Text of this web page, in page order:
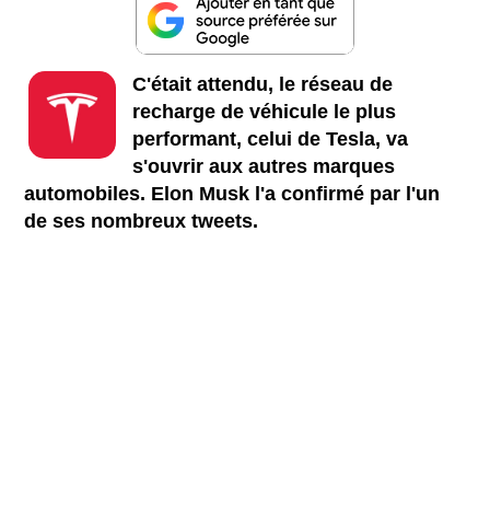
C'était attendu, le réseau de
recharge de véhicule le plus
performant, celui de Tesla, va
s'ouvrir aux autres marques
automobiles. Elon Musk l'a confirmé par l'un
de ses nombreux tweets.